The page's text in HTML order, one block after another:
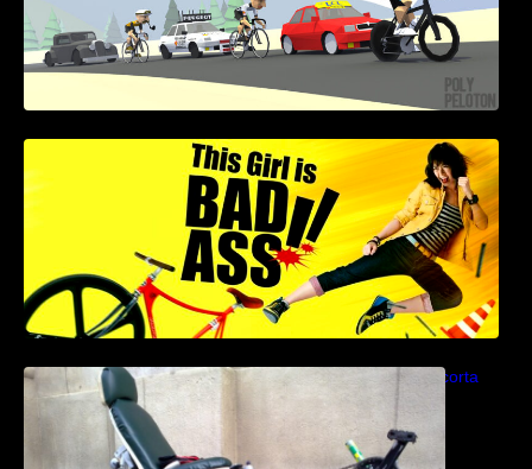
This Girl Is Badass – Escena lucha en bici
Como construir una bicicleta reclinada corta
paso a paso